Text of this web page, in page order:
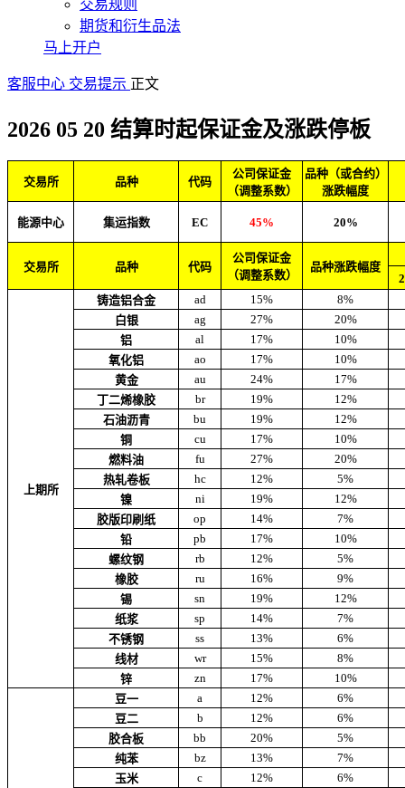
交易规则
期货和衍生品法
马上开户
客服中心 交易提示 正文
2026 05 20 结算时起保证金及涨跌停板
交易所 品种 代码
公司保证金
（调整系数）
品种（或合约）
涨跌幅度
能源中心 集运指数 EC 45% 20%
交易所 品种 代码
公司保证金
（调整系数）
品种涨跌幅度
上期所
铸造铝合金 ad 15%
8%
白银
ag 27%
20%
铝
al 17%
10%
氧化铝
ao 17%
10%
黄金
au 24%
17%
丁二烯橡胶
br 19%
12%
石油沥青
bu 19%
12%
铜
cu 17%
10%
燃料油
fu 27%
20%
热轧卷板
hc 12%
5%
镍
ni 19%
12%
胶版印刷纸
op 14%
7%
铅
pb 17%
10%
螺纹钢
rb 12%
5%
橡胶
ru 16%
9%
锡
sn 19%
12%
纸浆
sp 14%
7%
不锈钢
ss 13%
6%
线材
wr 15%
8%
锌
zn 17%
10%
豆一
a 12%
6%
豆二
b 12%
6%
胶合板
bb 20%
5%
纯苯
bz 13%
7%
玉米
c 12% 6%